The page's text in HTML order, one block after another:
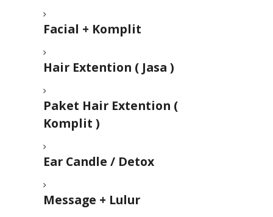
Facial + Komplit
Hair Extention ( Jasa )
Paket Hair Extention (
Komplit )
Ear Candle / Detox
Message + Lulur